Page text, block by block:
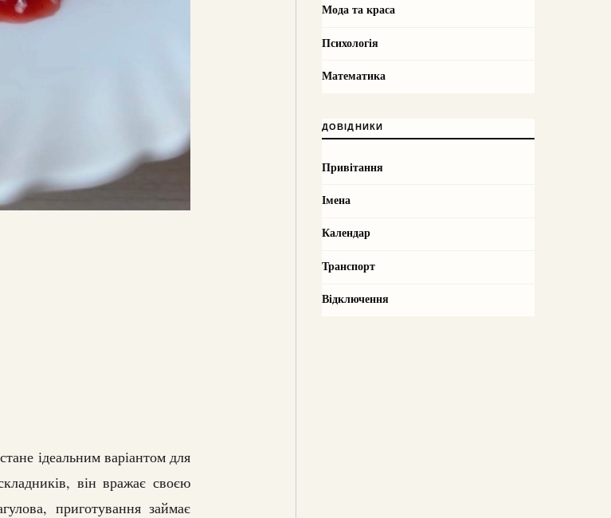
ідеальним варіантом для
він вражає своєю
приготування займає
Мода та краса
Психологія
Математика
ДОВІДНИКИ
Привітання
Імена
Календар
Транспорт
Відключення